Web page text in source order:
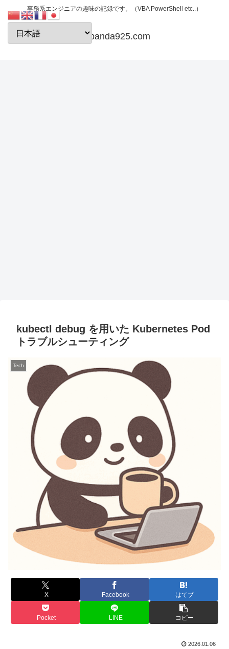
事務系エンジニアの趣味の記録です。（VBA PowerShell etc..）
papanda925.com
kubectl debug を用いた Kubernetes Pod
トラブルシューティング
Tech
X Facebook はてブ
Pocket LINE コピー
2026.01.06